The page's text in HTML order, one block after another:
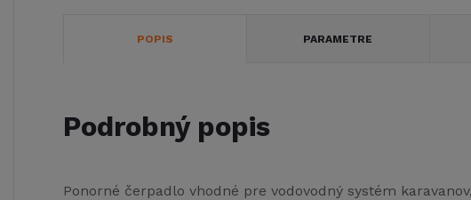
POPIS PARAMETRE
Podrobný popis
Ponorné čerpadlo vhodné pre vodovodný systém